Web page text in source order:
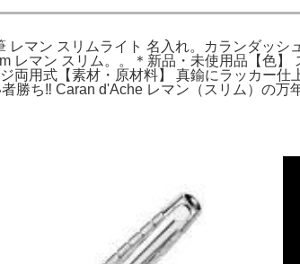
マン スリムライト 名入れ。カランダッ
レマン スリム。。＊新品・未使用品【色
両用式【素材・原材料】 真鍮にラッカー
者勝ち‼️ Caran d'Ache レマン（スリム）